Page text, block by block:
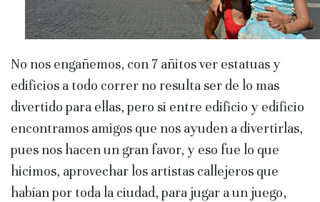
No nos engañemos, con 7 añitos ver estatuas y
edificios a todo correr no resulta ser de lo mas
divertido para ellas, pero si entre edificio y edificio
encontramos amigos que nos ayuden a divertirlas,
pues nos hacen un gran favor, y eso fue lo que
hicimos, aprovechar los artistas callejeros que
habían por toda la ciudad, para jugar a un juego,